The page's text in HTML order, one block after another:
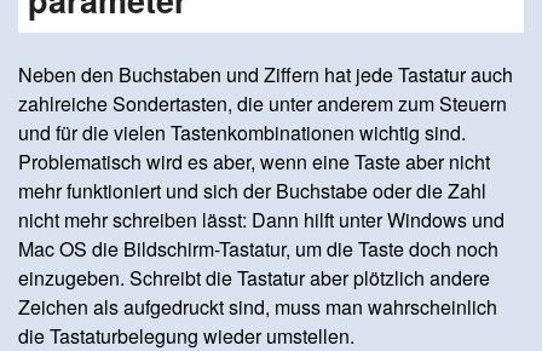
Neben den Buchstaben und Ziffern hat jede Tastatur auch
zahlreiche Sondertasten, die unter anderem zum Steuern
und für die vielen Tastenkombinationen wichtig sind.
Problematisch wird es aber, wenn eine Taste aber nicht
mehr funktioniert und sich der Buchstabe oder die Zahl
nicht mehr schreiben lässt: Dann hilft unter Windows und
Mac OS die Bildschirm-Tastatur, um die Taste doch noch
einzugeben. Schreibt die Tastatur aber plötzlich andere
Zeichen als aufgedruckt sind, muss man wahrscheinlich
die Tastaturbelegung wieder umstellen.